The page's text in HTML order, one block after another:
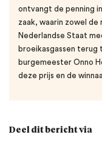
ontvangt de penning
zaak, waarin zowel
Nederlandse Staat
broeikasgassen terug
burgemeester Onno
deze prijs en de
Deel dit bericht via